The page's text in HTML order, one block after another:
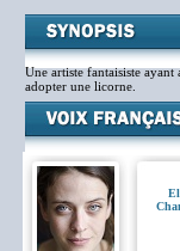
Une artiste fantaisiste
adopter une licorne.